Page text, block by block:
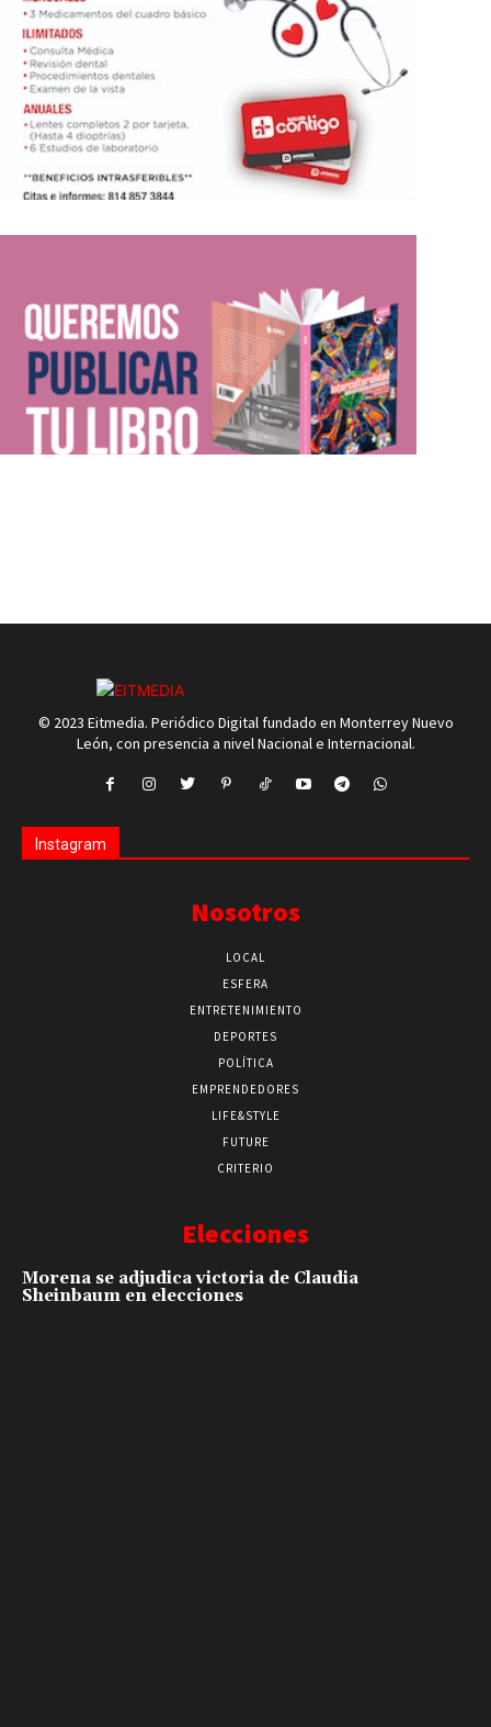
© 2023 Eitmedia. Periódico Digital fundado en Monterrey Nuevo
León, con presencia a nivel Nacional e Internacional.
Instagram
Nosotros
LOCAL
ESFERA
ENTRETENIMIENTO
DEPORTES
POLÍTICA
EMPRENDEDORES
LIFE&STYLE
FUTURE
CRITERIO
Elecciones
Morena se adjudica victoria de Claudia
Sheinbaum en elecciones